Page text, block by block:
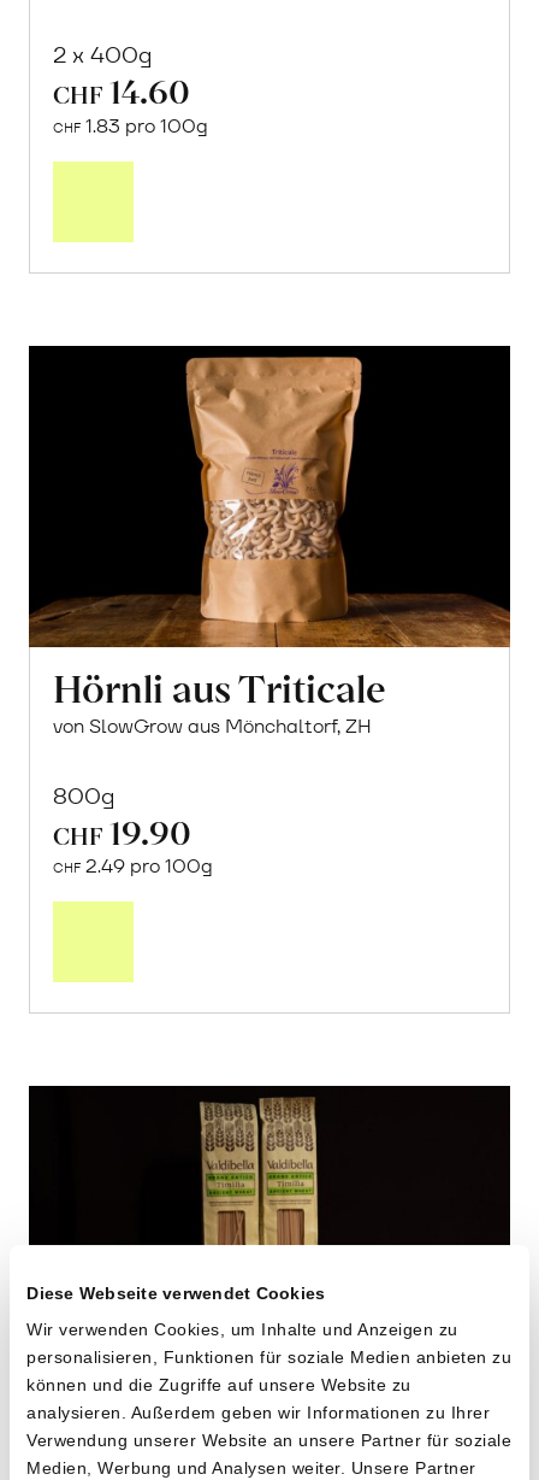
Diese Webseite verwendet Cookies
Wir verwenden Cookies, um Inhalte und Anzeigen zu
personalisieren, Funktionen für soziale Medien anbieten zu
können und die Zugriffe auf unsere Website zu
analysieren. Außerdem geben wir Informationen zu Ihrer
Verwendung unserer Website an unsere Partner für soziale
Medien, Werbung und Analysen weiter. Unsere Partner
2 x 400g
CHF 14.60
CHF 1.83 pro 100g
Hörnli aus Triticale
von SlowGrow aus Mönchaltorf, ZH
800g
CHF 19.90
CHF 2.49 pro 100g
Linguine aus «Timilia»